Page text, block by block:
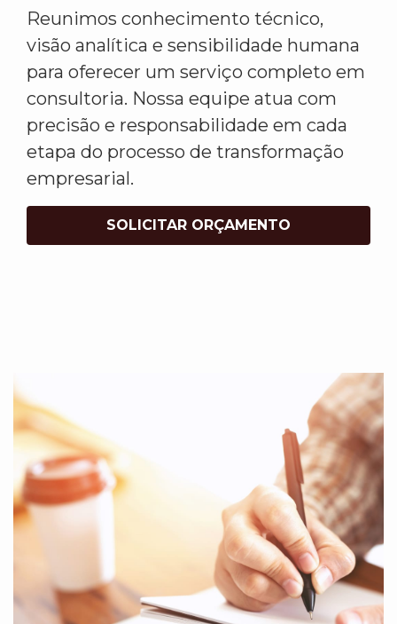
Reunimos conhecimento técnico,
visão analítica e sensibilidade humana
para oferecer um serviço completo em
consultoria. Nossa equipe atua com
precisão e responsabilidade em cada
etapa do processo de transformação
empresarial.
SOLICITAR ORÇAMENTO